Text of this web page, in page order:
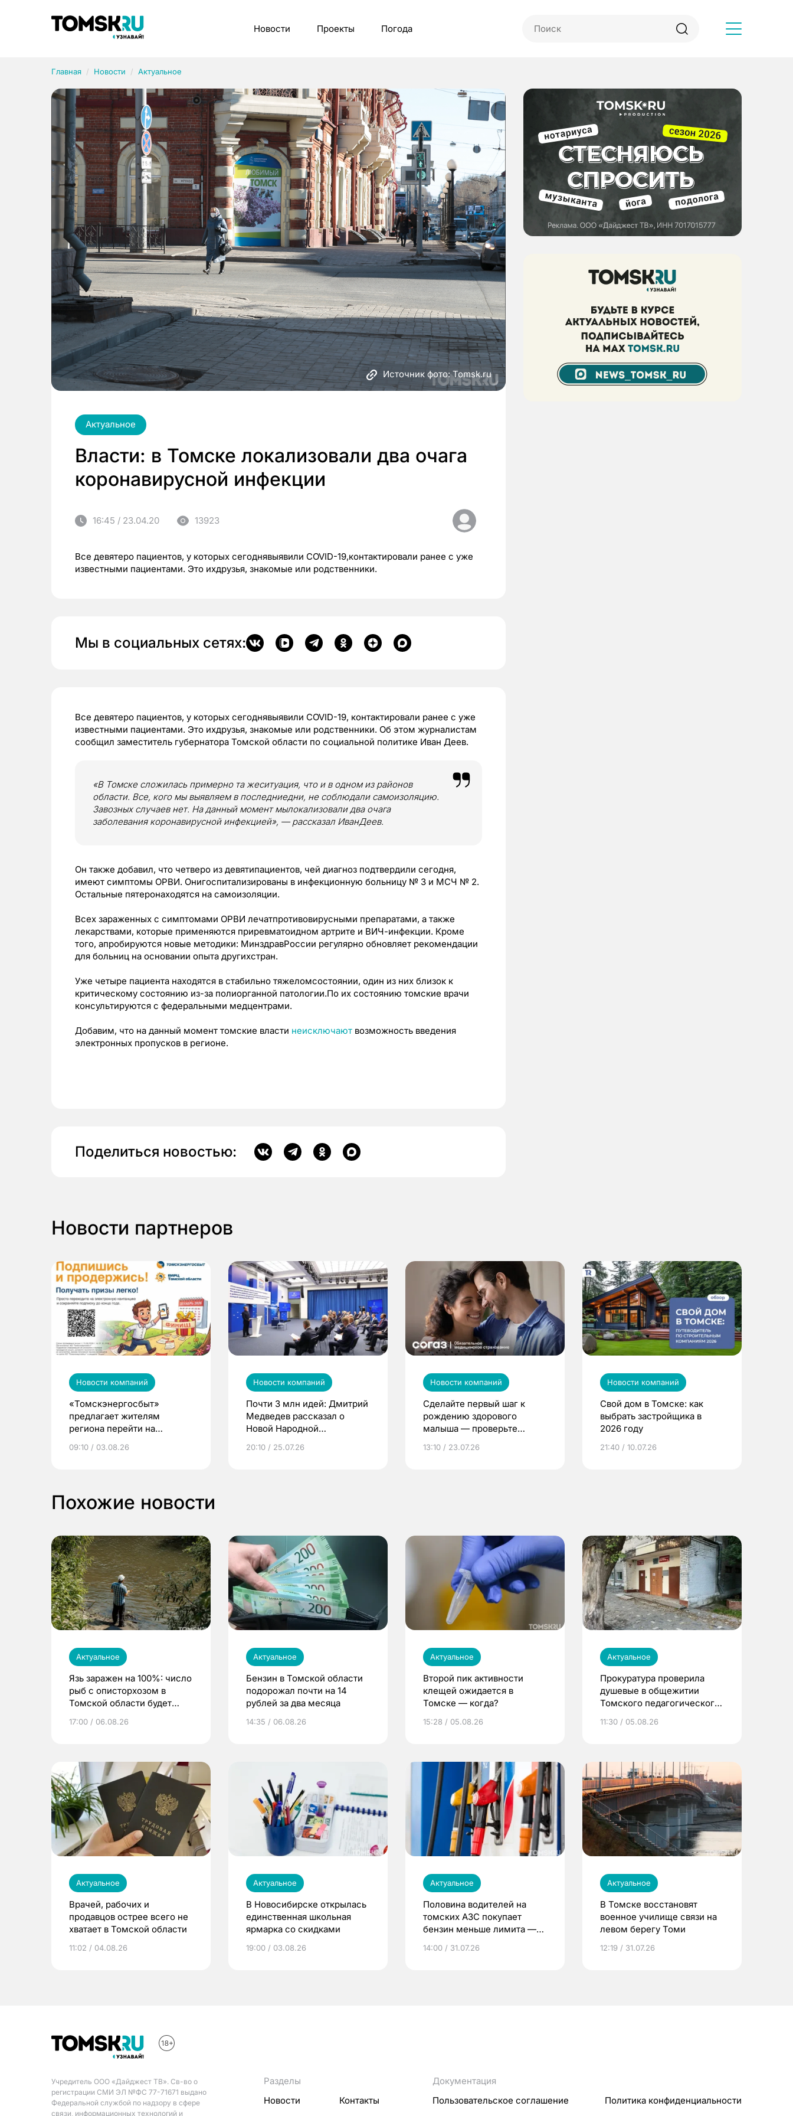
Новости Проекты Погода
Главная Новости Актуальное
Источник фото: Tomsk.ru
Актуальное
Власти: в Томске локализовали два очага
коронавирусной инфекции
16:45 / 23.04.20 13923
Все девятеро пациентов, у которых сегоднявыявили COVID-19,контактировали ранее с уже
известными пациентами. Это ихдрузья, знакомые или родственники.
Мы в социальных сетях:
Все девятеро пациентов, у которых сегоднявыявили COVID-19, контактировали ранее с уже
известными пациентами. Это ихдрузья, знакомые или родственники. Об этом журналистам
сообщил заместитель губернатора Томской области по социальной политике Иван Деев.
«В Томске сложилась примерно та жеситуация, что и в одном из районов
области. Все, кого мы выявляем в последниедни, не соблюдали самоизоляцию.
Завозных случаев нет. На данный момент мылокализовали два очага
заболевания коронавирусной инфекцией», — рассказал ИванДеев.
Он также добавил, что четверо из девятипациентов, чей диагноз подтвердили сегодня,
имеют симптомы ОРВИ. Онигоспитализированы в инфекционную больницу № 3 и МСЧ № 2.
Остальные пятеронаходятся на самоизоляции.
Всех зараженных с симптомами ОРВИ лечатпротивовирусными препаратами, а также
лекарствами, которые применяются приревматоидном артрите и ВИЧ-инфекции. Кроме
того, апробируются новые методики: МинздравРоссии регулярно обновляет рекомендации
для больниц на основании опыта другихстран.
Уже четыре пациента находятся в стабильно тяжеломсостоянии, один из них близок к
критическому состоянию из-за полиорганной патологии.По их состоянию томские врачи
консультируются с федеральными медцентрами.
Добавим, что на данный момент томские власти неисключают возможность введения
электронных пропусков в регионе.
Поделиться новостью:
Новости партнеров
Новости компаний
«Томскэнергосбыт»
предлагает жителям
региона перейти на
выиграть призы
09:10 / 03.08.26
Новости компаний
Почти 3 млн идей: Дмитрий
Медведев рассказал о
Новой Народной
20:10 / 25.07.26
Новости компаний
Сделайте первый шаг к
рождению здорового
малыша — проверьте
по ОМС!
13:10 / 23.07.26
Новости компаний
Свой дом в Томске: как
выбрать застройщика в
2026 году
21:40 / 10.07.26
Похожие новости
Актуальное
Язь заражен на 100%: число
рыб с описторхозом в
Томской области будет
17:00 / 06.08.26
Актуальное
Бензин в Томской области
подорожал почти на 14
рублей за два месяца
14:35 / 06.08.26
Актуальное
Второй пик активности
клещей ожидается в
Томске — когда?
15:28 / 05.08.26
Актуальное
Прокуратура проверила
душевые в общежитии
Томского педагогического
11:30 / 05.08.26
Актуальное
Врачей, рабочих и
продавцов острее всего не
хватает в Томской области
11:02 / 04.08.26
Актуальное
В Новосибирске открылась
единственная школьная
ярмарка со скидками
19:00 / 03.08.26
Актуальное
Половина водителей на
томских АЗС покупает
бензин меньше лимита —
14:00 / 31.07.26
Актуальное
В Томске восстановят
военное училище связи на
левом берегу Томи
12:19 / 31.07.26
Учредитель ООО «Дайджест ТВ». Св-во о
регистрации СМИ ЭЛ №ФС 77-71671 выдано
Федеральной службой по надзору в сфере
связи, информационных технологий и
Разделы
Новости
Контакты
Документация
Пользовательское соглашение
Политика конфиденциальности
Рубрики